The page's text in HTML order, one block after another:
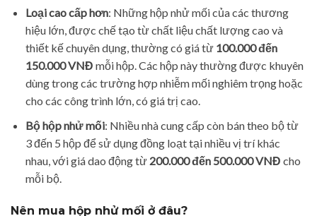
Loại cao cấp hơn: Những hộp nhử mối của các thương
hiệu lớn, được chế tạo từ chất liệu chất lượng cao và
thiết kế chuyên dụng, thường có giá từ 100.000 đến
150.000 VNĐ mỗi hộp. Các hộp này thường được khuyên
dùng trong các trường hợp nhiễm mối nghiêm trọng hoặc
cho các công trình lớn, có giá trị cao.
Bộ hộp nhử mối: Nhiều nhà cung cấp còn bán theo bộ từ
3 đến 5 hộp để sử dụng đồng loạt tại nhiều vị trí khác
nhau, với giá dao động từ 200.000 đến 500.000 VNĐ cho
mỗi bộ.
Nên mua hộp nhử mối ở đâu?